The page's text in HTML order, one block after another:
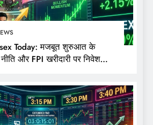
Today: मजबूत शुरुआत के
और FPI खरीदारी पर निवेशकों